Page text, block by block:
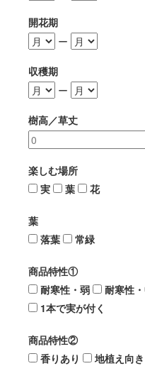
開花期
ー
収穫期
ー
樹高／草丈
楽しむ場所
実
葉 花
葉
落葉
常緑
商品特性①
耐寒性・弱
耐寒性
1本で実が付く
商品特性②
香りあり
地植え向き